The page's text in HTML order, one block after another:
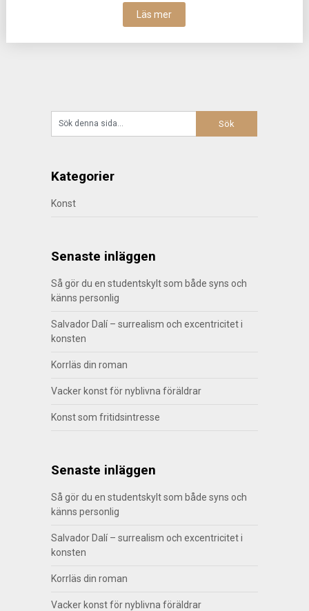
Läs mer
Kategorier
Konst
Senaste inläggen
Så gör du en studentskylt som både syns och
känns personlig
Salvador Dalí – surrealism och excentricitet i
konsten
Korrläs din roman
Vacker konst för nyblivna föräldrar
Konst som fritidsintresse
Senaste inläggen
Så gör du en studentskylt som både syns och
känns personlig
Salvador Dalí – surrealism och excentricitet i
konsten
Korrläs din roman
Vacker konst för nyblivna föräldrar